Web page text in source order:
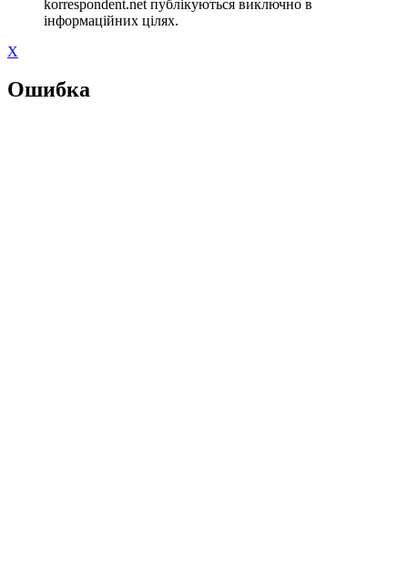
korrespondent.net публікуються виключно в
інформаційних цілях.
X
Ошибка